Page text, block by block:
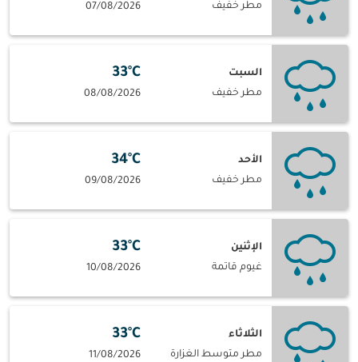
مطر خفيف
07/08/2026
السبت
مطر خفيف
33°C
08/08/2026
الأحد
مطر خفيف
34°C
09/08/2026
الإثنين
غيوم قاتمة
33°C
10/08/2026
الثلاثاء
مطر متوسط الغزارة
33°C
11/08/2026